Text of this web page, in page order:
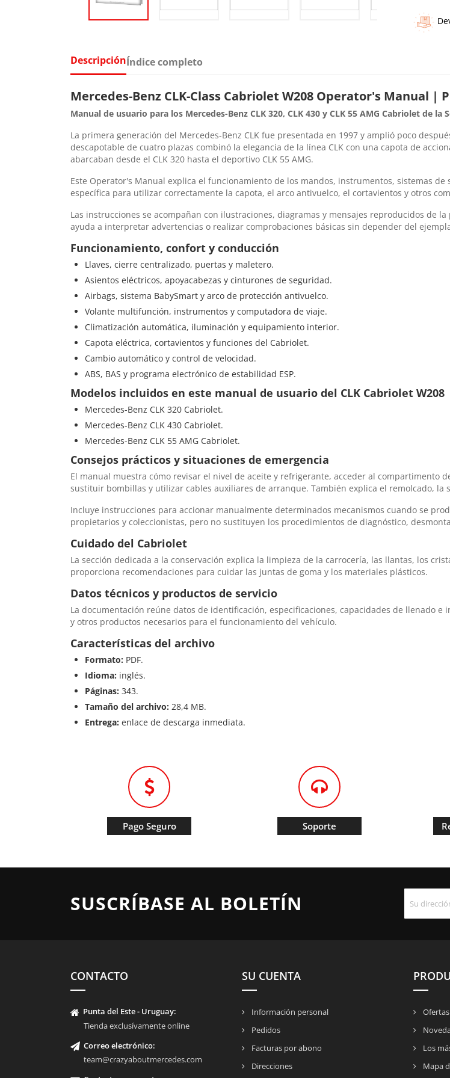
DescripciónÍndice completo
Mercedes-Benz CLK-Class Cabriolet W208 Operator's Manual |
Manual de usuario para los Mercedes-Benz CLK 320, CLK 430 y CLK 55 AMG Cabriolet de la
La primera generación del Mercedes-Benz CLK fue presentada en 1997 y amplió poco
descapotable de cuatro plazas combinó la elegancia de la línea CLK con una capota de
abarcaban desde el CLK 320 hasta el deportivo CLK 55 AMG.
Este Operator's Manual explica el funcionamiento de los mandos, instrumentos, sistemas
específica para utilizar correctamente la capota, el arco antivuelco, el cortavientos y otros
Las instrucciones se acompañan con ilustraciones, diagramas y mensajes reproducidos de
ayuda a interpretar advertencias o realizar comprobaciones básicas sin depender del
Funcionamiento, confort y conducción
Llaves, cierre centralizado, puertas y maletero.
Asientos eléctricos, apoyacabezas y cinturones de seguridad.
Airbags, sistema BabySmart y arco de protección antivuelco.
Volante multifunción, instrumentos y computadora de viaje.
Climatización automática, iluminación y equipamiento interior.
Capota eléctrica, cortavientos y funciones del Cabriolet.
Cambio automático y control de velocidad.
ABS, BAS y programa electrónico de estabilidad ESP.
Modelos incluidos en este manual de usuario del CLK Cabriolet W208
Mercedes-Benz CLK 320 Cabriolet.
Mercedes-Benz CLK 430 Cabriolet.
Mercedes-Benz CLK 55 AMG Cabriolet.
Consejos prácticos y situaciones de emergencia
El manual muestra cómo revisar el nivel de aceite y refrigerante, acceder al compartimento
sustituir bombillas y utilizar cables auxiliares de arranque. También explica el remolcado,
Incluye instrucciones para accionar manualmente determinados mecanismos cuando se
propietarios y coleccionistas, pero no sustituyen los procedimientos de diagnóstico,
Cuidado del Cabriolet
La sección dedicada a la conservación explica la limpieza de la carrocería, las llantas, los
proporciona recomendaciones para cuidar las juntas de goma y los materiales plásticos.
Datos técnicos y productos de servicio
La documentación reúne datos de identificación, especificaciones, capacidades de llenado
y otros productos necesarios para el funcionamiento del vehículo.
Características del archivo
Formato: PDF.
Idioma: inglés.
Páginas: 343.
Tamaño del archivo: 28,4 MB.
Entrega: enlace de descarga inmediata.
Pago Seguro Soporte
SUSCRÍBASE AL BOLETÍN
CONTACTO
Punta del Este - Uruguay:
Tienda exclusívamente online
Correo electrónico:
team@crazyaboutmercedes.com
SU CUENTA
Información personal
Pedidos
Facturas por abono
Direcciones
Ofertas
Los
Mapa